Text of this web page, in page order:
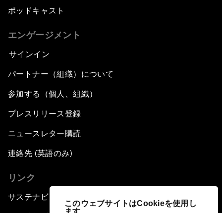
このウェブサイトはCookieを使用し
ます
ポッドキャスト
エンゲージメント
サインイン
パートナー（組織）について
参加する（個人、組織）
プレスリリース登録
ニュースレター購読
連絡先 (英語のみ)
リンク
サステナビリティへの取り組み